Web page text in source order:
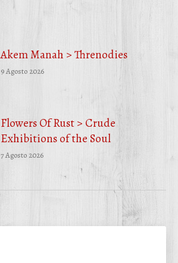
Facebook Twitter
Akem Manah > Threnodies
9 Agosto 2026
Flowers Of Rust > Crude
Exhibitions of the Soul
7 Agosto 2026